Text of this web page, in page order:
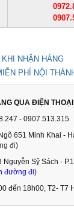
NHẬN HÀNG
PHÍ NỘI
QUA ĐIỆN
- 0907.513.315
651 Minh Khai -
đi)
Nguyễn Sỹ Sách -
đường đi)
đến 18h00, T2- T7